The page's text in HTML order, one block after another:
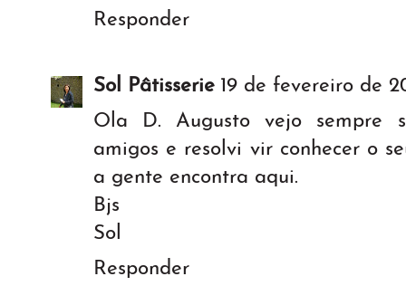
Responder
Sol Pâtisserie 19 de fevereiro de
Ola D. Augusto vejo sempre
amigos e resolvi vir conhecer o
a gente encontra aqui.
Bjs
Sol
Responder